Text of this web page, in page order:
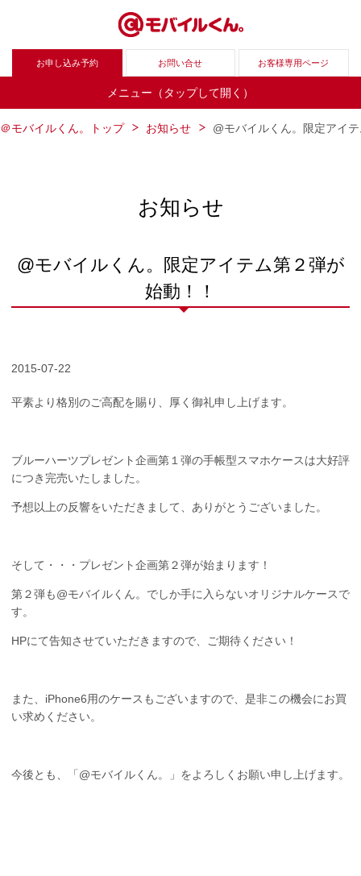
お申し込み予約 お問い合せ お客様専用ページ
メニュー（タップして開く）
＠モバイルくん。トップ お知らせ @モバイルくん。限定アイ
お知らせ
@モバイルくん。限定アイテム第２弾が
始動！！
2015-07-22
平素より格別のご高配を賜り、厚く御礼申し上げます。
ブルーハーツプレゼント企画第１弾の手帳型スマホケースは大好評
につき完売いたしました。
予想以上の反響をいただきまして、ありがとうございました。
そして・・・プレゼント企画第２弾が始まります！
第２弾も@モバイルくん。でしか手に入らないオリジナルケースで
す。
HPにて告知させていただきますので、ご期待ください！
また、iPhone6用のケースもございますので、是非この機会にお買
い求めください。
今後とも、「@モバイルくん。」をよろしくお願い申し上げます。